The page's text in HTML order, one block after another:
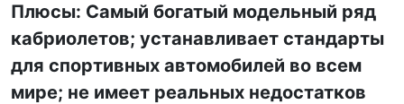
Плюсы: Самый богатый модельный ряд
кабриолетов; устанавливает стандарты
для спортивных автомобилей во всем
мире; не имеет реальных недостатков